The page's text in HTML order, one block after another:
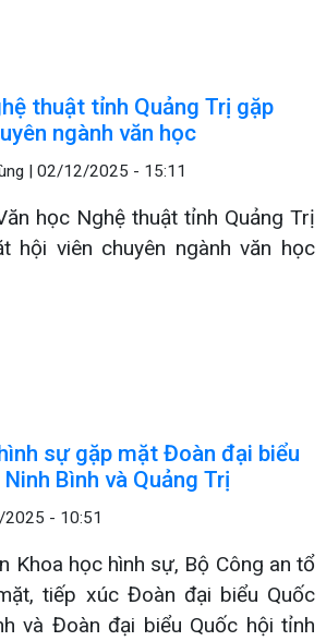
thuật tỉnh Quảng Trị gặp
ngành văn học
| 02/12/2025 - 15:11
học Nghệ thuật tỉnh Quảng Trị
hội viên chuyên ngành văn học
sự gặp mặt Đoàn đại biểu
Bình và Quảng Trị
- 10:51
Khoa học hình sự, Bộ Công an tổ
tiếp xúc Đoàn đại biểu Quốc
và Đoàn đại biểu Quốc hội tỉnh